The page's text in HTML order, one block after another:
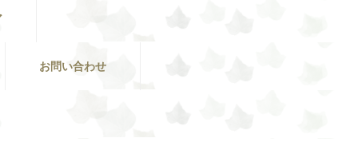
お問い合わせ